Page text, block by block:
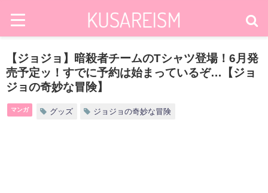
【ジョジョ】暗殺者チームのTシャツ登場！6月発
売予定ッ！すでに予約は始まっているぞ…【ジョ
ジョの奇妙な冒険】
マンガ グッズ ジョジョの奇妙な冒険